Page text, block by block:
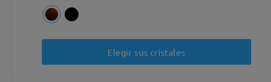
Elegir sus cristales